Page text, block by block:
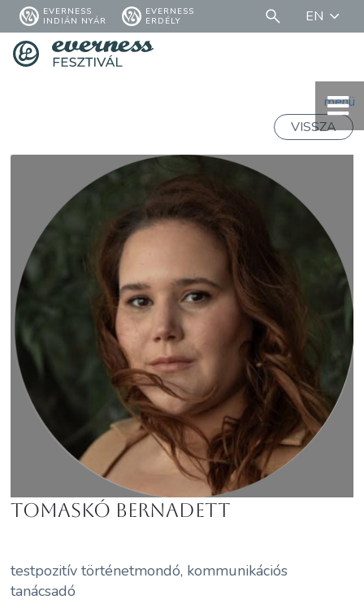
EVERNESS
INDIÁN NYÁR
EVERNESS
ERDÉLY
EN
menü
VISSZA
Tomaskó Bernadett
testpozitív történetmondó, kommunikációs
tanácsadó